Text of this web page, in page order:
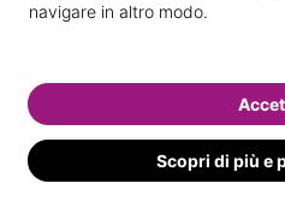
navigare in altro modo.
Scopri di più e